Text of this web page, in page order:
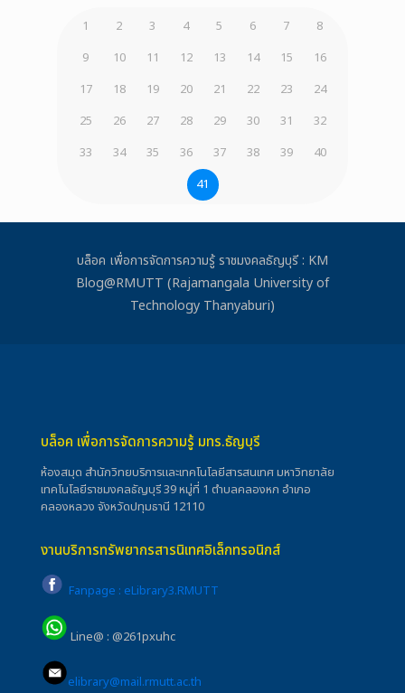
1 2 3 4 5 6 7
8
9
10 11 12 13 14 15
16
17
18 19 20 21 22 23
24
25
26 27 28 29 30 31
32
33
34 35 36 37 38 39
40
41
บล็อค เพื่อการจัดการความรู้ ราชมงคลธัญบุรี : KM
Blog@RMUTT (Rajamangala University of
Technology Thanyaburi)
บล็อค เพื่อการจัดการความรู้ มทร.ธัญบุรี
ห้องสมุด สำนักวิทยบริการและเทคโนโลยีสารสนเทศ มหาวิทยาลัย
เทคโนโลยีราชมงคลธัญบุรี 39 หมู่ที่ 1 ตำบลคลองหก อำเภอ
คลองหลวง จังหวัดปทุมธานี 12110
งานบริการทรัพยากรสารนิเทศอิเล็กทรอนิกส์
Fanpage : eLibrary3.RMUTT
Line@ : @261pxuhc
elibrary@mail.rmutt.ac.th